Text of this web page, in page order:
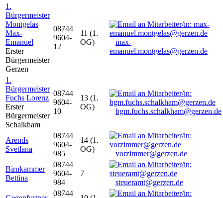
1.
Bürgermeister
Montgelas
Max-
Emanuel
Erster
Bürgermeister
Gerzen
08744
9604-
12
11 (1.
OG)
max-
emanuel.montgelas@gerzen.de
1.
Bürgermeister
Fuchs Lorenz
Erster
Bürgermeister
Schalkham
08744
9604-
10
13 (1.
OG)
bgm.fuchs.schalkham@gerzen.de
Arends
Svetlana
08744
9604-
985
14 (1.
OG)
vorzimmer@gerzen.de
Birnkammer
Bettina
08744
9604-
984
7
steueramt@gerzen.de
08744